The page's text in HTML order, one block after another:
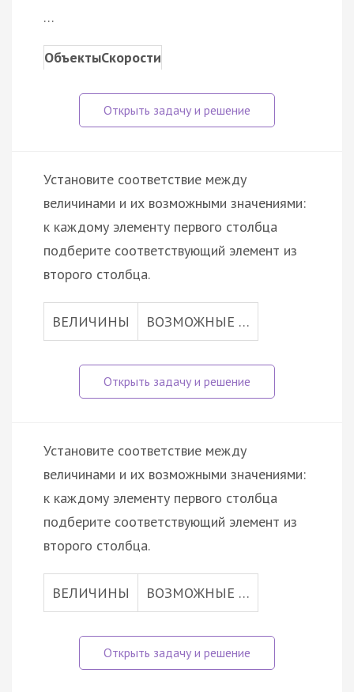
…
ОбъектыСкорости
Установите соответствие между
величинами и их возможными значениями:
к каждому элементу первого столбца
подберите соответствующий элемент из
второго столбца.
ВЕЛИЧИНЫ ВОЗМОЖНЫЕ …
Установите соответствие между
величинами и их возможными значениями:
к каждому элементу первого столбца
подберите соответствующий элемент из
второго столбца.
ВЕЛИЧИНЫ ВОЗМОЖНЫЕ …